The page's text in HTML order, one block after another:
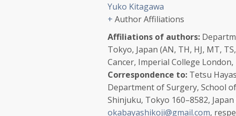
Yuko Kitagawa
+ Author Affiliations
Affiliations of authors:
Tokyo, Japan (AN, TH, HJ, MT,
Cancer, Imperial College London,
Correspondence to: Tetsu
Department of Surgery, School
Shinjuku, Tokyo 160–8582, Japan
okabayashikoji@gmail.com,